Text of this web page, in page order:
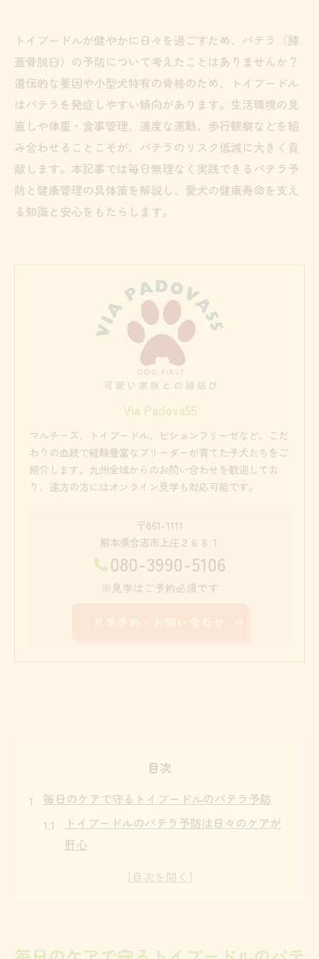
トイプードルが健やかに日々を過ごすため、パテラ（膝
蓋骨脱臼）の予防について考えたことはありませんか？
遺伝的な要因や小型犬特有の骨格のため、トイプードル
はパテラを発症しやすい傾向があります。生活環境の見
直しや体重・食事管理、適度な運動、歩行観察などを組
み合わせることこそが、パテラのリスク低減に大きく貢
献します。本記事では毎日無理なく実践できるパテラ予
防と健康管理の具体策を解説し、愛犬の健康寿命を支え
る知識と安心をもたらします。
Via Padova55
マルチーズ、トイプードル、ビションフリーゼなど、こだ
わりの血統で経験豊富なブリーダーが育てた子犬たちをご
紹介します。九州全域からのお問い合わせを歓迎してお
り、遠方の方にはオンライン見学も対応可能です。
〒861-1111
熊本県合志市上庄２６８１
080-3990-5106
※見学はご予約必須です
目次
毎日のケアで守るトイプードルのパテラ予防
トイプードルのパテラ予防は日々のケアが
肝心
パテラ防止のためのトイプードル専用マッ